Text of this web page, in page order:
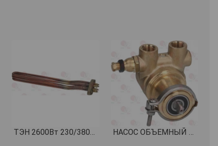
ТЭН 2600Вт 230/380В КОД: 1755615 НАСОС ОБЪЕМНЫЙ ROTOFLOW ø 3/8" НПТ КОД: 1330002